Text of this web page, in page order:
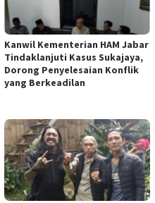
Kanwil Kementerian HAM Jabar
Tindaklanjuti Kasus Sukajaya,
Dorong Penyelesaian Konflik
yang Berkeadilan